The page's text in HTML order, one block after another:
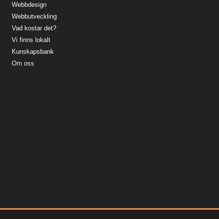
Väldigt behagliga att arbeta med. Ser fram emot att
fortsätta ett gott samarbete med Just Value framöver.
★★★★★
Webbdesign
Webbutveckling
Vad kostar det?
Vi finns lokalt
Kunskapsbank
Om oss